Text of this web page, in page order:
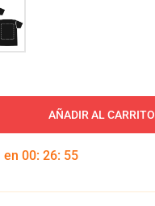
AÑADIR AL CARRITO
en 00: 26: 54